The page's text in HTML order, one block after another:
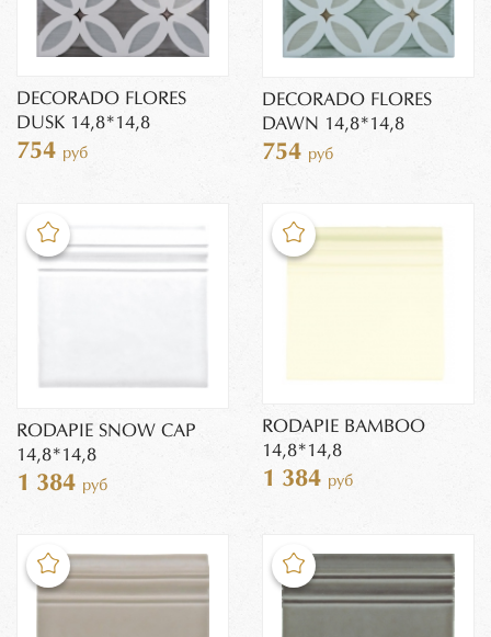
DECORADO FLORES
DUSK 14,8*14,8
754 руб
DECORADO FLORES
DAWN 14,8*14,8
754 руб
RODAPIE SNOW CAP
14,8*14,8
1 384 руб
RODAPIE BAMBOO
14,8*14,8
1 384 руб